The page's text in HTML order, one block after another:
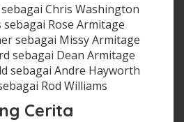
Chris Washington
Rose Armitage
sebagai Missy Armitage
sebagai Dean Armitage
sebagai Andre Hayworth
Rod Williams
Cerita